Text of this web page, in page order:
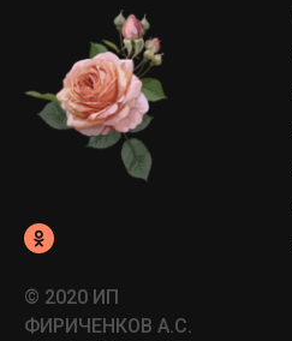
© 2020 ИП
ФИРИЧЕНКОВ А.С.